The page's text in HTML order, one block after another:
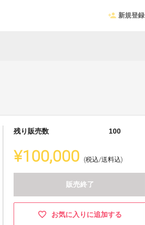
新規登録
残り販売数 100
¥100,000 (税込/送料込)
販売終了
お気に入りに追加する